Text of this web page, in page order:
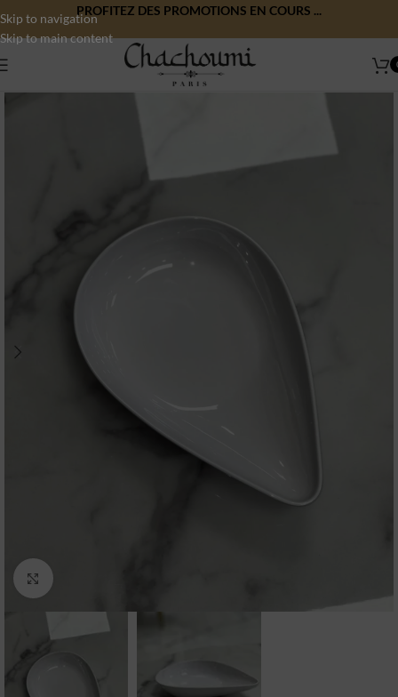
Skip to navigation
Skip to main content
PROFITEZ DES PROMOTIONS EN COURS ...
Click to enlarge